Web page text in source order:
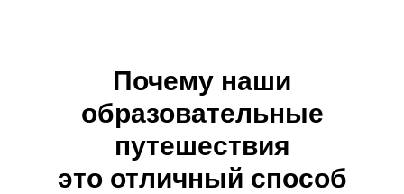
Почему наши
образовательные
путешествия
это отличный способ